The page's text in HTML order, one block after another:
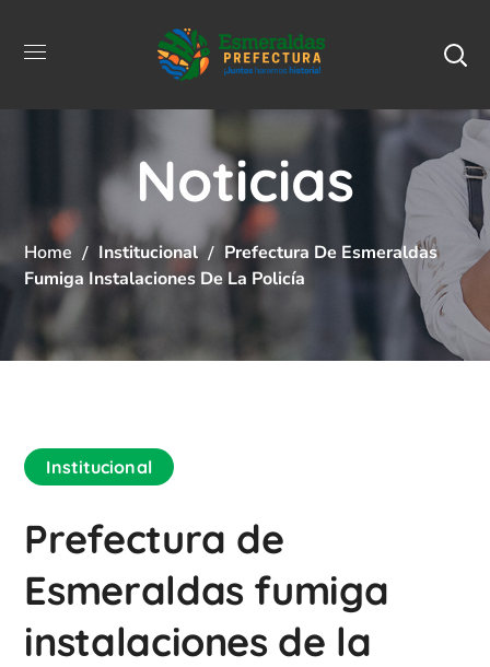
Noticias
Home Institucional
Prefectura De Esmeraldas
Fumiga Instalaciones De La Policía
Institucional
Prefectura de
Esmeraldas fumiga
instalaciones de la